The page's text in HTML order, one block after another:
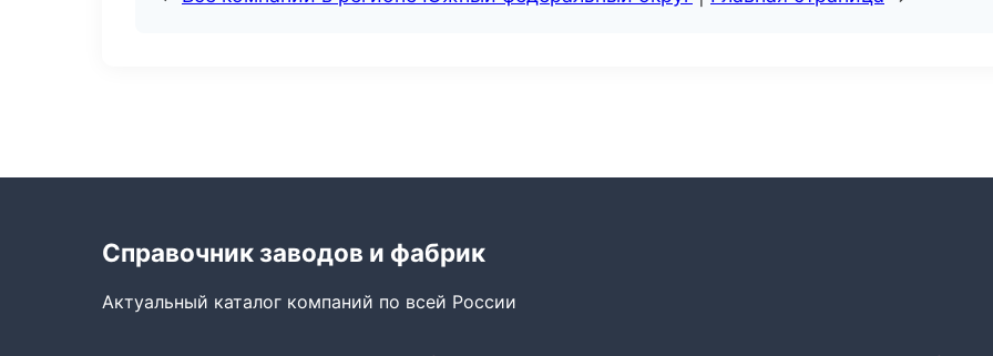
Справочник заводов и фабрик
Актуальный каталог компаний по всей России